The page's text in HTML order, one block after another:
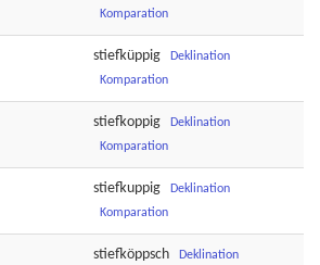
Komparation
stiefküppig
Deklination
Komparation
stiefkoppig
Deklination
Komparation
stiefkuppig
Deklination
Komparation
stiefköppsch
Deklination